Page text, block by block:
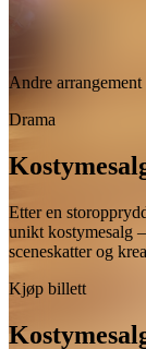
Andre arrangement
Drama
Etter en
unikt kostymesalg
sceneskatter og
Kjøp billett